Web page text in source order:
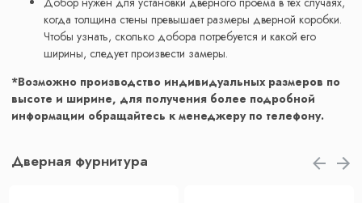
когда толщина стены превышает размеры дверной коробки.
Чтобы узнать, сколько добора потребуется и какой его
ширины, следует произвести замеры.
*Возможно производство индивидуальных размеров по
высоте и ширине, для получения более подробной
информации обращайтесь к менеджеру по телефону.
Дверная фурнитура